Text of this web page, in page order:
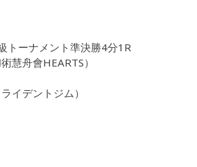
トーナメント準決勝4分1R
慧舟會HEARTS）
イデントジム）